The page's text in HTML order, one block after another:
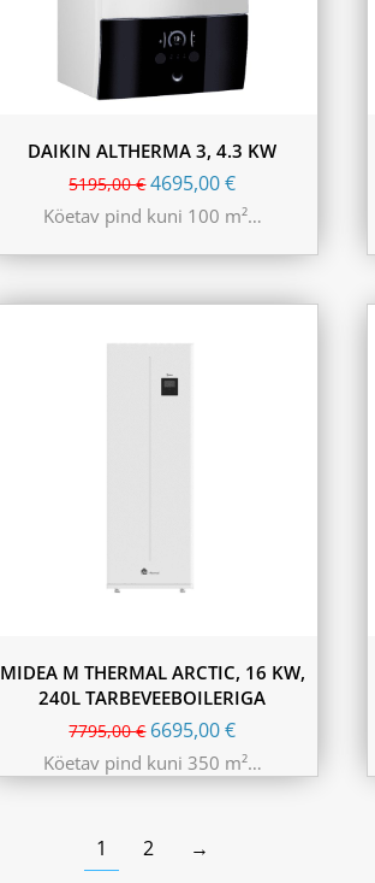
DAIKIN ALTHERMA 3, 4.3 KW
5195,00€ 4695,00€
Köetav pind kuni 100 m²…
MIDEA M THERMAL ARCTIC, 16 KW,
240L TARBEVEEBOILERIGA
7795,00€ 6695,00€
Köetav pind kuni 350 m²…
1 2 →